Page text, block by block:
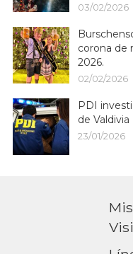
03/02/2026
corona de
2026.
02/02/2026
PDI
de Valdivia
23/01/2026